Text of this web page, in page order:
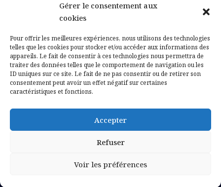
Gérer le consentement aux
cookies
Pour offrir les meilleures expériences, nous utilisons des technologies
telles que les cookies pour stocker et/ou accéder aux informations des
appareils. Le fait de consentir à ces technologies nous permettra de
traiter des données telles que le comportement de navigation ou les
ID uniques sur ce site. Le fait de ne pas consentir ou de retirer son
consentement peut avoir un effet négatif sur certaines
caractéristiques et fonctions.
Accepter
Refuser
Voir les préférences
Contactez-nous
Mentions légales
Politique de confidentialité